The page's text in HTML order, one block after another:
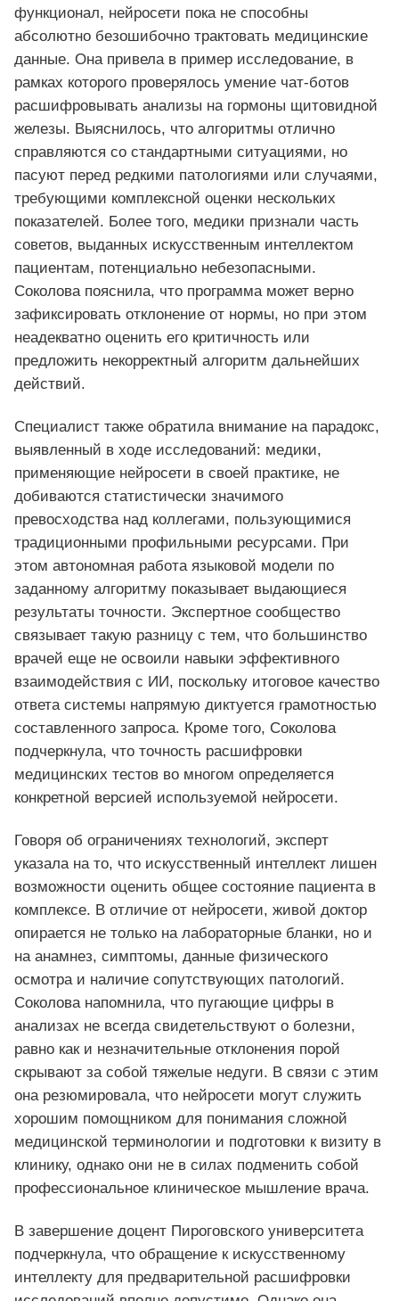
функционал, нейросети пока не способны
абсолютно безошибочно трактовать медицинские
данные. Она привела в пример исследование, в
рамках которого проверялось умение чат-ботов
расшифровывать анализы на гормоны щитовидной
железы. Выяснилось, что алгоритмы отлично
справляются со стандартными ситуациями, но
пасуют перед редкими патологиями или случаями,
требующими комплексной оценки нескольких
показателей. Более того, медики признали часть
советов, выданных искусственным интеллектом
пациентам, потенциально небезопасными.
Соколова пояснила, что программа может верно
зафиксировать отклонение от нормы, но при этом
неадекватно оценить его критичность или
предложить некорректный алгоритм дальнейших
действий.
Специалист также обратила внимание на парадокс,
выявленный в ходе исследований: медики,
применяющие нейросети в своей практике, не
добиваются статистически значимого
превосходства над коллегами, пользующимися
традиционными профильными ресурсами. При
этом автономная работа языковой модели по
заданному алгоритму показывает выдающиеся
результаты точности. Экспертное сообщество
связывает такую разницу с тем, что большинство
врачей еще не освоили навыки эффективного
взаимодействия с ИИ, поскольку итоговое качество
ответа системы напрямую диктуется грамотностью
составленного запроса. Кроме того, Соколова
подчеркнула, что точность расшифровки
медицинских тестов во многом определяется
конкретной версией используемой нейросети.
Говоря об ограничениях технологий, эксперт
указала на то, что искусственный интеллект лишен
возможности оценить общее состояние пациента в
комплексе. В отличие от нейросети, живой доктор
опирается не только на лабораторные бланки, но и
на анамнез, симптомы, данные физического
осмотра и наличие сопутствующих патологий.
Соколова напомнила, что пугающие цифры в
анализах не всегда свидетельствуют о болезни,
равно как и незначительные отклонения порой
скрывают за собой тяжелые недуги. В связи с этим
она резюмировала, что нейросети могут служить
хорошим помощником для понимания сложной
медицинской терминологии и подготовки к визиту в
клинику, однако они не в силах подменить собой
профессиональное клиническое мышление врача.
В завершение доцент Пироговского университета
подчеркнула, что обращение к искусственному
интеллекту для предварительной расшифровки